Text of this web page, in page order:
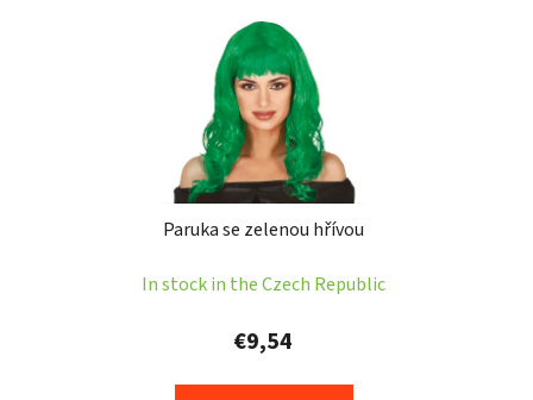
Paruka se zelenou hřívou
In stock in the Czech Republic
€9,54